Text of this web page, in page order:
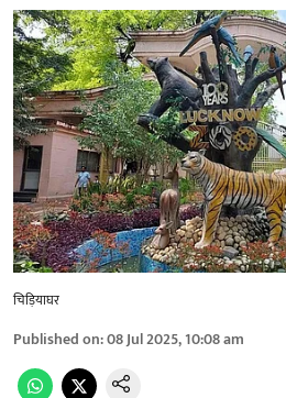
चिड़ियाघर
Published on:08 Jul 2025, 10:08 am